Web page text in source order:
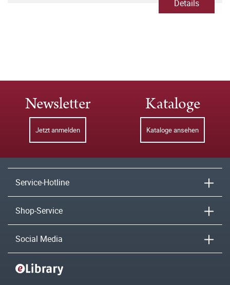
Details
Newsletter
Jetzt anmelden
Kataloge
Kataloge ansehen
Service-Hotline
Shop-Service
Social Media